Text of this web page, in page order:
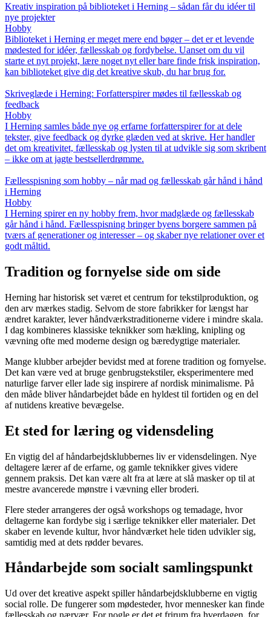
Kreativ inspiration på biblioteket i Herning – sådan får du idéer til
nye projekter
Hobby
Biblioteket i Herning er meget mere end bøger – det er et levende
mødested for idéer, fællesskab og fordybelse. Uanset om du vil
starte et nyt projekt, lære noget nyt eller bare finde frisk inspiration,
kan biblioteket give dig det kreative skub, du har brug for.
Skriveglæde i Herning: Forfatterspirer mødes til fællesskab og
feedback
Hobby
I Herning samles både nye og erfarne forfatterspirer for at dele
tekster, give feedback og dyrke glæden ved at skrive. Her handler
det om kreativitet, fællesskab og lysten til at udvikle sig som skribent
– ikke om at jagte bestsellerdrømme.
Fællesspisning som hobby – når mad og fællesskab går hånd i hånd
i Herning
Hobby
I Herning spirer en ny hobby frem, hvor madglæde og fællesskab
går hånd i hånd. Fællesspisning bringer byens borgere sammen på
tværs af generationer og interesser – og skaber nye relationer over et
godt måltid.
Tradition og fornyelse side om side
Herning har historisk set været et centrum for tekstilproduktion, og
den arv mærkes stadig. Selvom de store fabrikker for længst har
ændret karakter, lever håndværkstraditionerne videre i mindre skala.
I dag kombineres klassiske teknikker som hækling, knipling og
vævning ofte med moderne design og bæredygtige materialer.
Mange klubber arbejder bevidst med at forene tradition og fornyelse.
Det kan være ved at bruge genbrugstekstiler, eksperimentere med
naturlige farver eller lade sig inspirere af nordisk minimalisme. På
den måde bliver håndarbejdet både en hyldest til fortiden og en del
af nutidens kreative bevægelse.
Et sted for læring og vidensdeling
En vigtig del af håndarbejdsklubbernes liv er vidensdelingen. Nye
deltagere lærer af de erfarne, og gamle teknikker gives videre
gennem praksis. Det kan være alt fra at lære at slå masker op til at
mestre avancerede mønstre i vævning eller broderi.
Flere steder arrangeres der også workshops og temadage, hvor
deltagerne kan fordybe sig i særlige teknikker eller materialer. Det
skaber en levende kultur, hvor håndværket hele tiden udvikler sig,
samtidig med at dets rødder bevares.
Håndarbejde som socialt samlingspunkt
Ud over det kreative aspekt spiller håndarbejdsklubberne en vigtig
social rolle. De fungerer som mødesteder, hvor mennesker kan finde